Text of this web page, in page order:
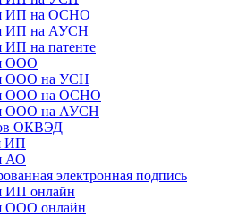
ИП на ОСНО
ИП на АУСН
ИП на патенте
ООО
ООО на УСН
ООО на ОСНО
ООО на АУСН
ОКВЭД
ИП
АО
электронная подпись
ИП онлайн
ООО онлайн